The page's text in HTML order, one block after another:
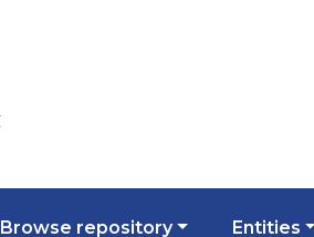
Browse repository Entities